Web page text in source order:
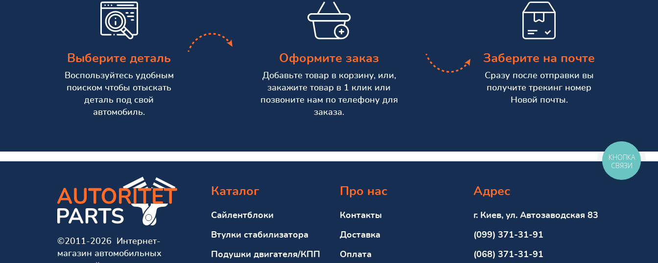
Выберите деталь
Воспользуйтесь удобным
поиском чтобы отыскать
деталь под свой
автомобиль.
Оформите заказ
Добавьте товар в корзину, или,
закажите товар в 1 клик или
позвоните нам по телефону для
заказа.
Заберите на почте
Сразу после отправки вы
получите трекинг номер
Новой почты.
©2011-2026 Интернет-
магазин автомобильных
Каталог
Сайлентблоки
Втулки стабилизатора
Подушки двигателя/КПП
Про нас
Контакты
Доставка
Оплата
Адрес
г. Киев, ул. Автозаводская 83
(099) 371-31-91
(068) 371-31-91
КНОПКА
СВЯЗИ